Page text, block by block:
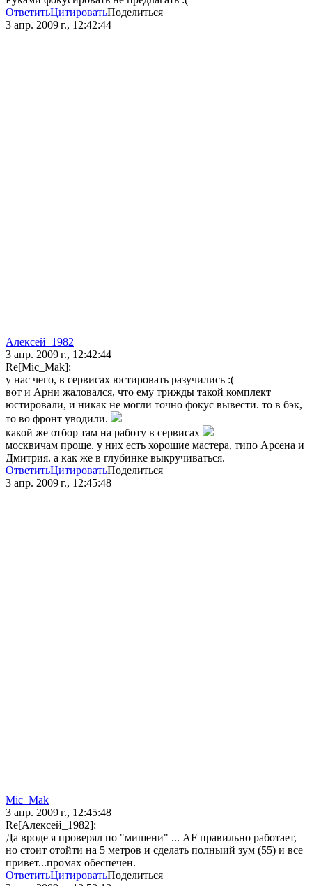
ОтветитьЦитироватьПоделиться
3 апр. 2009 г., 12:42:44
Алексей_1982
3 апр. 2009 г., 12:42:44
Re[Mic_Mak]:
у нас чего, в сервисах юстировать разучились :(
вот и Арни жаловался, что ему трижды такой комплект
юстировали, и никак не могли точно фокус вывести. то в бэк,
то во фронт уводили.
какой же отбор там на работу в сервисах
москвичам проще. у них есть хорошие мастера, типо Арсена и
Дмитрия. а как же в глубинке выкручиваться.
ОтветитьЦитироватьПоделиться
3 апр. 2009 г., 12:45:48
Mic_Mak
3 апр. 2009 г., 12:45:48
Re[Алексей_1982]:
Да вроде я проверял по "мишени" ... AF правильно работает,
но стоит отойти на 5 метров и сделать полныий зум (55) и все
привет...промах обеспечен.
ОтветитьЦитироватьПоделиться